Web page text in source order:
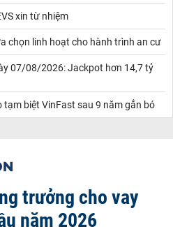
xin từ nhiệm
chọn linh hoạt cho hành trình an cư
07/08/2026: Jackpot hơn 14,7 tỷ
tạm biệt VinFast sau 9 năm gắn bó
trưởng cho vay
năm 2026